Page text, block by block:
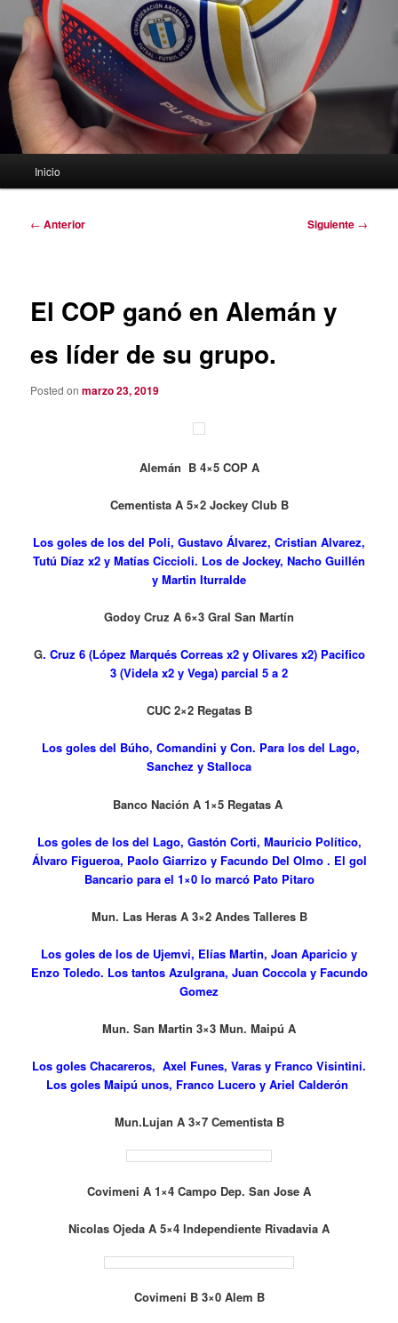
Inicio
Navegación
← Anterior Siguiente →
El COP ganó en Alemán y
es líder de su grupo.
Posted onmarzo 23, 2019
Alemán B 4×5 COP A
Cementista A 5×2 Jockey Club B
Los goles de los del Poli, Gustavo Álvarez, Cristian Alvarez,
Tutú Díaz x2 y Matías Ciccioli. Los de Jockey, Nacho Guillén
y Martin Iturralde
Godoy Cruz A 6×3 Gral San Martín
G. Cruz 6 (López Marqués Correas x2 y Olivares x2) Pacifico
3 (Videla x2 y Vega) parcial 5 a 2
CUC 2×2 Regatas B
Los goles del Búho, Comandini y Con. Para los del Lago,
Sanchez y Stalloca
Banco Nación A 1×5 Regatas A
Los goles de los del Lago, Gastón Corti, Mauricio Político,
Álvaro Figueroa, Paolo Giarrizo y Facundo Del Olmo . El gol
Bancario para el 1×0 lo marcó Pato Pitaro
Mun. Las Heras A 3×2 Andes Talleres B
Los goles de los de Ujemvi, Elías Martin, Joan Aparicio y
Enzo Toledo. Los tantos Azulgrana, Juan Coccola y Facundo
Gomez
Mun. San Martin 3×3 Mun. Maipú A
Los goles Chacareros, Axel Funes, Varas y Franco Visintini.
Los goles Maipú unos, Franco Lucero y Ariel Calderón
Mun.Lujan A 3×7 Cementista B
Covimeni A 1×4 Campo Dep. San Jose A
Nicolas Ojeda A 5×4 Independiente Rivadavia A
Covimeni B 3×0 Alem B